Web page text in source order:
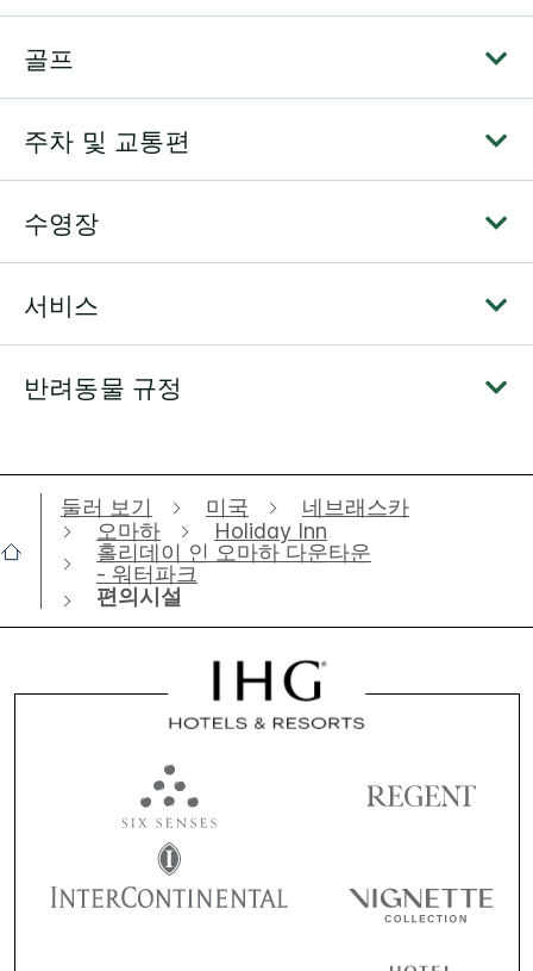
골프
주차 및 교통편
수영장
서비스
반려동물 규정
둘러 보기 미국
네브래스카
오마하
Holiday Inn
홀리데이 인 오마하 다운타운
- 워터파크
편의시설